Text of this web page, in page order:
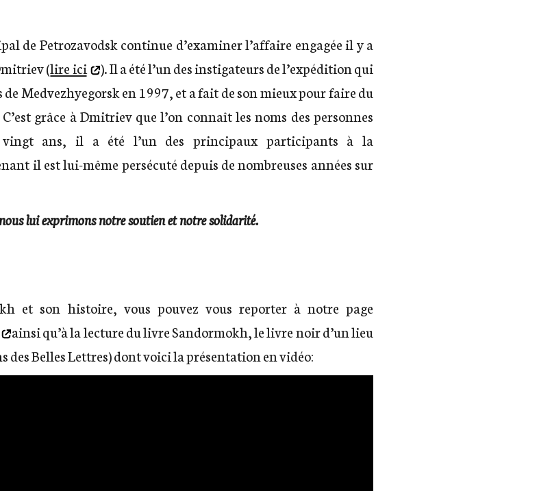
de Petrozavodsk continue d’examiner l’affaire engagée il y a
(lire ici
). Il a été l’un des instigateurs de l’expédition qui
de Medvezhyegorsk en 1997, et a fait de son mieux pour faire du
grâce à Dmitriev que l’on connaît les noms des personnes
vingt ans, il a été l’un des principaux participants à la
il est lui-même persécuté depuis de nombreuses années sur
lui exprimons notre soutien et notre solidarité.
et son histoire, vous pouvez vous reporter à notre page
ainsi qu’à la lecture du livreSandormokh, le livre noir d’un lieu
des Belles Lettres) dont voici la présentation en vidéo: